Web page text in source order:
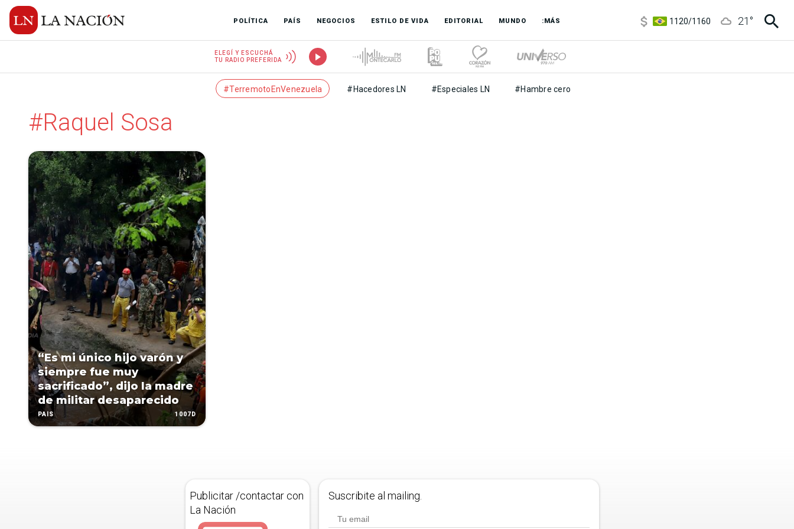
POLÍTICA PAÍS NEGOCIOS ESTILO DE VIDA EDITORIAL MUNDO :MÁS
1120/1160
21 °
ELEGÍ Y ESCUCHÁ
TU RADIO PREFERIDA
#TerremotoEnVenezuela #Hacedores LN #Especiales LN #Hambre cero
#Raquel Sosa
“Es mi único hijo varón y
siempre fue muy
sacrificado”, dijo la madre
de militar desaparecido
PAÍS 1007D
Publicitar /contactar con
La Nación
Suscribite al mailing.